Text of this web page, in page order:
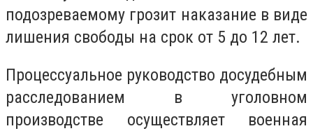
подозреваемому грозит наказание в виде
лишения свободы на срок от 5 до 12 лет.
Процессуальное руководство досудебным
расследованием в уголовном
производстве осуществляет военная